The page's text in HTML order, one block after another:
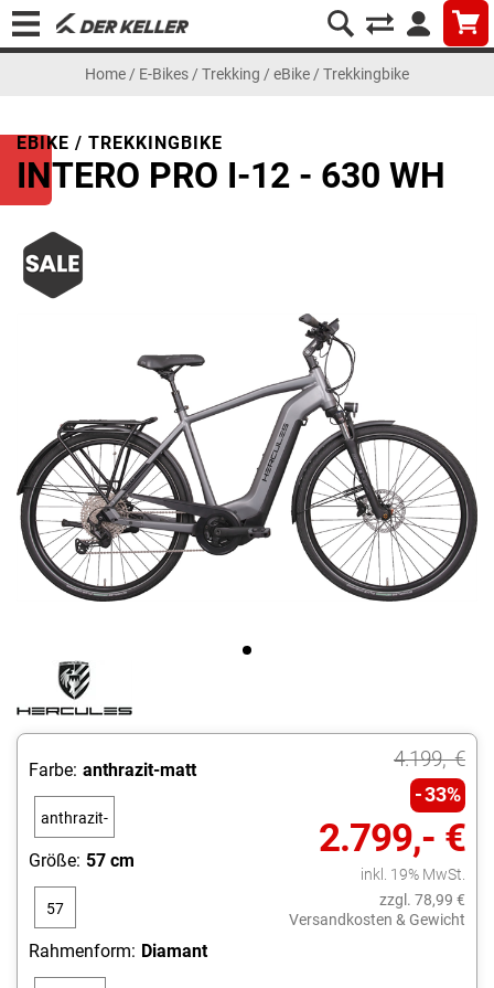
Home / E-Bikes / Trekking / eBike / Trekkingbike
EBIKE / TREKKINGBIKE
INTERO PRO I-12 - 630 WH
4.199,- €
33%
2.799,- €
inkl. 19% MwSt.
zzgl. 78,99 €
Versandkosten & Gewicht
Farbe: anthrazit-matt
anthrazit-
Größe: 57 cm
57
Rahmenform: Diamant